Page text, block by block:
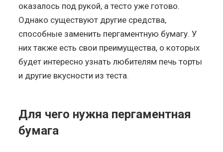
оказалось под рукой, а тесто уже готово.
Однако существуют другие средства,
способные заменить пергаментную бумагу. У
них также есть свои преимущества, о которых
будет интересно узнать любителям печь торты
и другие вкусности из теста.
Для чего нужна пергаментная
бумага